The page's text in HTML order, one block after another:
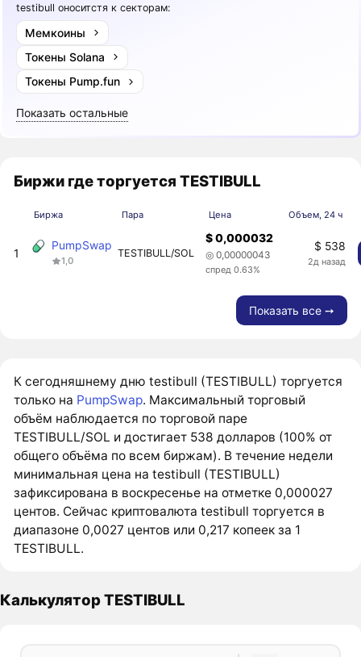
testibull оноситстя к секторам:
Мемкоины
Токены Solana
Токены Pump.fun
Показать остальные
Биржи где торгуется TESTIBULL
Биржа Пара Цена Объем, 24 ч
1
PumpSwap
1,0
TESTIBULL/SOL
$ 0,000032
◎ 0,00000043
спред 0.63%
$ 538
2д назад
Показать все ➙
К сегодняшнему дню testibull (TESTIBULL) торгуется
только на PumpSwap. Максимальный торговый
объём наблюдается по торговой паре
TESTIBULL/SOL и достигает 538 долларов (100% от
общего объёма по всем биржам). В течение недели
минимальная цена на testibull (TESTIBULL)
зафиксирована в воскресенье на отметке 0,000027
центов. Сейчас криптовалюта testibull торгуется в
диапазоне 0,0027 центов или 0,217 копеек за 1
TESTIBULL.
Калькулятор TESTIBULL